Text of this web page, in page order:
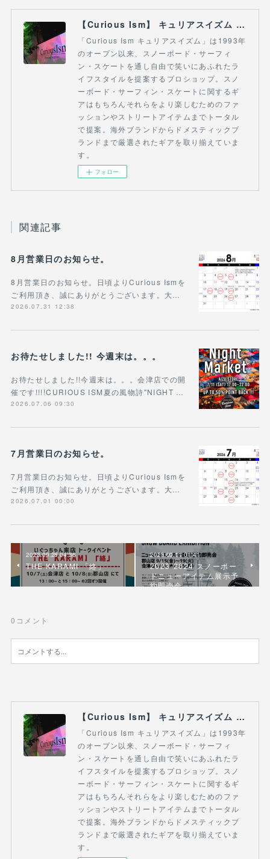
【Curious Ism】 キュリアスイズム l スノーボードショップ サーフショップ 福島県 会津若松市 郡山市 通販
「Curious Ism キュリアスイズム」は1993年
のオープン以来、スノーボード・サーフィ
ン・スケートを通し自由で笑いにあふれたラ
イフスタイルを提案するプロショップ。スノ
ーボード・サーフィン・スケートに関するギ
アはもちろんそれらをより楽しむためのファ
ッションやストリートアイテムまでトータル
で提案。海外ブランドからドメスティックブ
ランドまで厳選されたギアを取り揃えていま
す。
フォロー
関連記事
8月営業日のお知らせ。
8月営業日のお知らせ。日頃よりCurious Ismを
ご利用頂き、誠にありがとうございます。大…
2026.07.31 12:38
お待たせしました!! 今週末は。。。
お待たせしました!!今週末は。。。会津店での開
催です!!!!CURIOUS ISM夏の風物詩"NIGHT …
2026.07.06 09:30
7月営業日のお知らせ。
7月営業日のお知らせ。日頃よりCurious Ismを
ご利用頂き、誠にありがとうございます。大…
2026.07.01 00:00
2023.09.28 04:36
THE KARAMI 「絡」
2023.09.11 01:41
2023-2024 スノーボー
ドニューアイテム展示予
約即売会
0 コメント
【Curious Ism】 キュリアスイズム l スノーボードショップ サーフショップ 福島県 会津若松市 郡山市 通販
「Curious Ism キュリアスイズム」は1993年
のオープン以来、スノーボード・サーフィ
ン・スケートを通し自由で笑いにあふれたラ
イフスタイルを提案するプロショップ。スノ
ーボード・サーフィン・スケートに関するギ
アはもちろんそれらをより楽しむためのファ
ッションやストリートアイテムまでトータル
で提案。海外ブランドからドメスティックブ
ランドまで厳選されたギアを取り揃えていま
す。